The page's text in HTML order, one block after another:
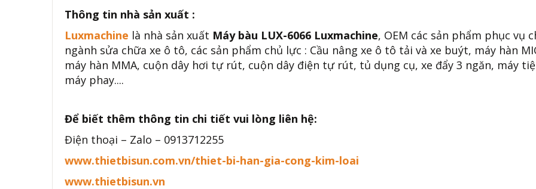
Thông tin nhà sản xuất :
Luxmachine là nhà sản xuất Máy bàu LUX-6066 Luxmachine, OEM các sản phẩm phục vụ
ngành sửa chữa xe ô tô, các sản phẩm chủ lực : Cầu nâng xe ô tô tải và xe buýt, máy hàn
máy hàn MMA, cuộn dây hơi tự rút, cuộn dây điện tự rút, tủ dụng cụ, xe đẩy 3 ngăn, máy
máy phay....
Để biết thêm thông tin chi tiết vui lòng liên hệ:
Điện thoại – Zalo – 0913712255
www.thietbisun.com.vn/thiet-bi-han-gia-cong-kim-loai
www.thietbisun.vn